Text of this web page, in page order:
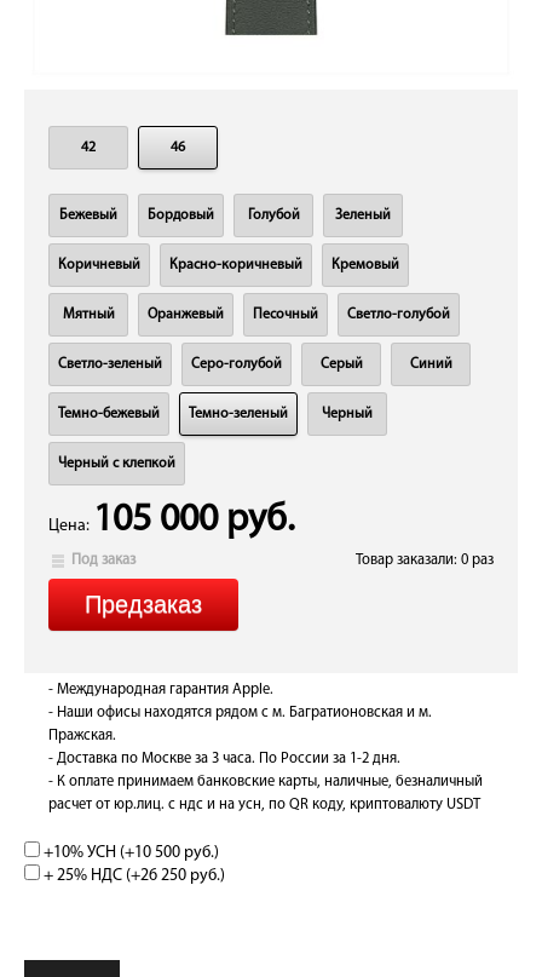
42 46
Бежевый Бордовый Голубой Зеленый
Коричневый Красно-коричневый Кремовый
Мятный Оранжевый Песочный Светло-голубой
Светло-зеленый Серо-голубой Серый Синий
Темно-бежевый Темно-зеленый Черный
Черный с клепкой
Цена: 105 000 руб.
Под заказ Товар заказали: 0 раз
- Международная гарантия Apple.
- Наши офисы находятся рядом с м. Багратионовская и м.
Пражская.
- Доставка по Москве за 3 часа. По России за 1-2 дня.
- К оплате принимаем банковские карты, наличные, безналичный
расчет от юр.лиц. с ндс и на усн, по QR коду, криптовалюту USDT
+10% УСН (+10 500 руб.)
+ 25% НДС (+26 250 руб.)